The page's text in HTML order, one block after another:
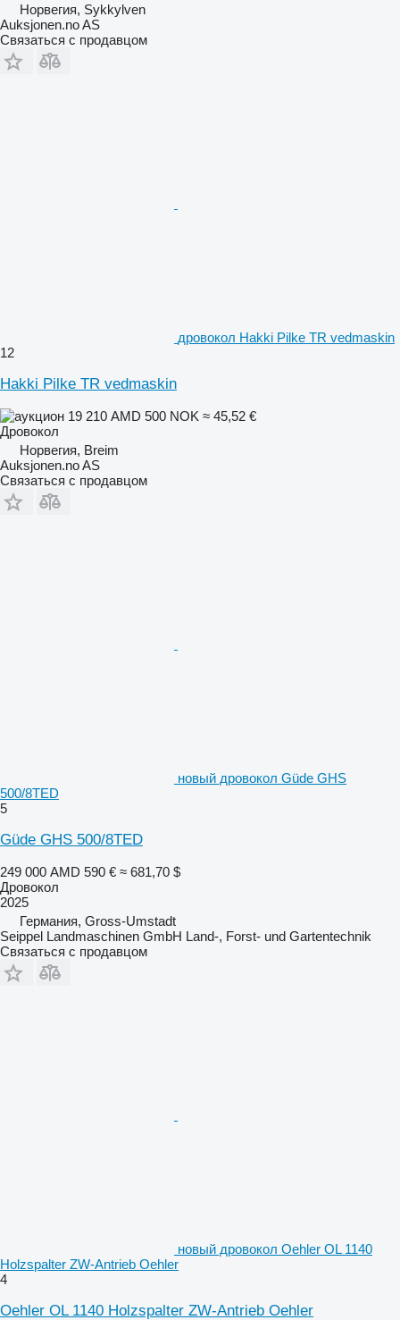
Норвегия, Sykkylven
Auksjonen.no AS
Связаться с продавцом
дровокол Hakki Pilke TR vedmaskin
12
Hakki Pilke TR vedmaskin
19 210 AMD 500 NOK ≈ 45,52 €
Дровокол
Норвегия, Breim
Auksjonen.no AS
Связаться с продавцом
новый дровокол Güde GHS
500/8TED
5
Güde GHS 500/8TED
249 000 AMD 590 € ≈ 681,70 $
Дровокол
2025
Германия, Gross-Umstadt
Seippel Landmaschinen GmbH Land-, Forst- und Gartentechnik
Связаться с продавцом
новый дровокол Oehler OL 1140
Holzspalter ZW-Antrieb Oehler
4
Oehler OL 1140 Holzspalter ZW-Antrieb Oehler